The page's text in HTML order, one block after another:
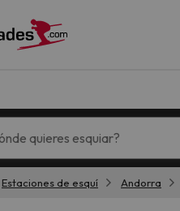
Estaciones de esquí Andorra